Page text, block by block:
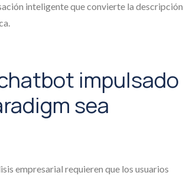
inteligente que convierte la descripción
impulsado
sea
empresarial requieren que los usuarios